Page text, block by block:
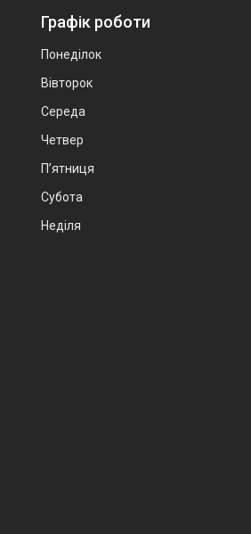
Графік роботи
Понеділок
Вівторок
Середа
Четвер
Пʼятниця
Субота
Неділя